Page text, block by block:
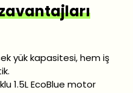
yük kapasitesi, hem iş
1.5L EcoBlue motor